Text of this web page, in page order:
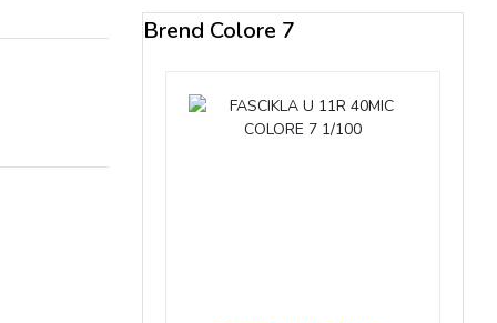
Brend Colore 7